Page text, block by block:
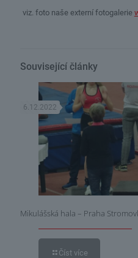
viz. foto naše externí fotogalerie
Související články
6.12.2022
Mikulášská hala – Praha
Číst více